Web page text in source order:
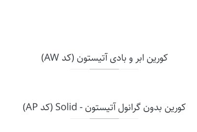
کورین ابر و بادی آتیستون (کد AW)
کورین بدون گرانول آتیستون - Solid (کد AP)